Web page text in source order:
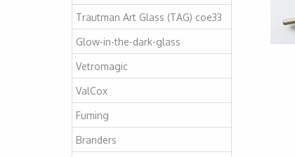
Trautman Art Glass (TAG) coe33
Glow-in-the-dark-glass
Vetromagic
ValCox
Fuming
Branders